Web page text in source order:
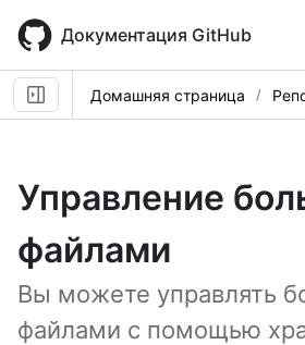
main
content
Документация GitHub
Домашняя страница
Управление
файлами
Вы можете управлять
файлами с помощью